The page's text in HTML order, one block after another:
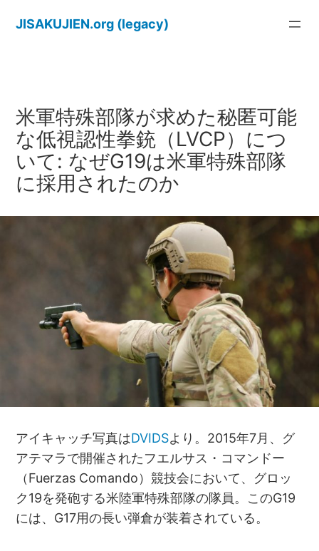
JISAKUJIEN.org (legacy)
米軍特殊部隊が求めた秘匿可能
な低視認性拳銃（LVCP）につ
いて: なぜG19は米軍特殊部隊
に採用されたのか
アイキャッチ写真はDVIDSより。2015年7月、グ
アテマラで開催されたフエルサス・コマンドー
（Fuerzas Comando）競技会において、グロッ
ク19を発砲する米陸軍特殊部隊の隊員。このG19
には、G17用の長い弾倉が装着されている。